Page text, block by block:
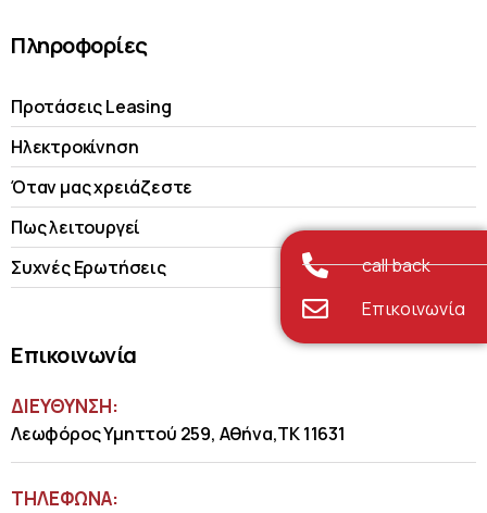
Πληροφορίες
Προτάσεις Leasing
Ηλεκτροκίνηση
Όταν μας χρειάζεστε
Πως λειτουργεί
Συχνές Ερωτήσεις
Επικοινωνία
ΔΙΕΥΘΥΝΣΗ:
Λεωφόρος Υμηττού 259, Αθήνα,ΤΚ 11631
ΤΗΛΈΦΩΝΑ:
call back
Επικοινωνία